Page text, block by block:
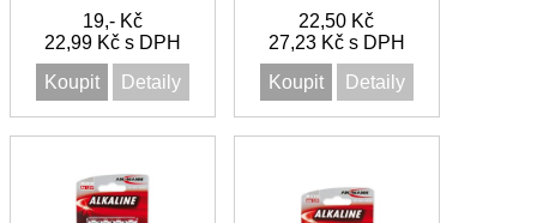
D186A.
19,- Kč
22,99 Kč s DPH
Koupit
Detaily
G3A, LR736, L736,
GP192, V36A, 392A
22,50 Kč
27,23 Kč s DPH
Koupit
Detaily